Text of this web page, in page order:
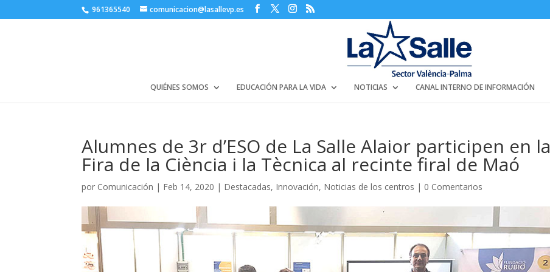
961365540 comunicacion@lasallevp.es
QUIÉNES SOMOS EDUCACIÓN PARA LA VIDA NOTICIAS CANAL INTERNO DE INFORMACIÓN
Alumnes de 3r d’ESO de La Salle Alaior participen en la
Fira de la Ciència i la Tècnica al recinte firal de Maó
por Comunicación | Feb 14, 2020 | Destacadas, Innovación, Noticias de los centros | 0 Comentarios